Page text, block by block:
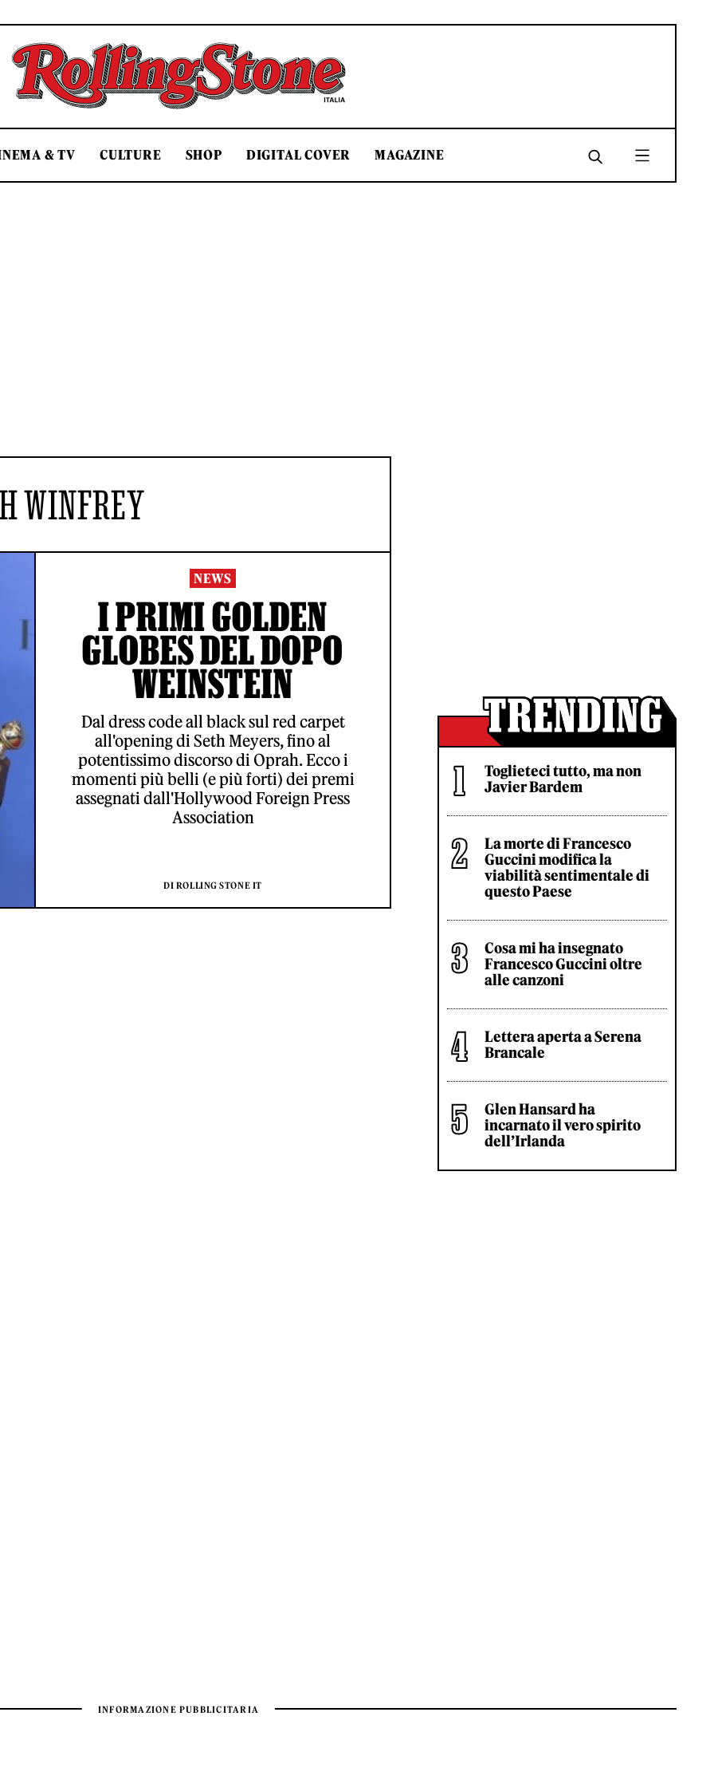
Rolling Stone Italia
& TV CULTURE SHOP DIGITAL COVER MAGAZINE
WINFREY
NEWS
I PRIMI GOLDEN
GLOBES DEL DOPO
WEINSTEIN
Dal dress code all black sul red carpet
all'opening di Seth Meyers, fino al
potentissimo discorso di Oprah. Ecco i
momenti più belli (e più forti) dei premi
assegnati dall'Hollywood Foreign Press
Association
DI ROLLING STONE IT
Toglieteci tutto, ma non
Javier Bardem
La morte di Francesco
Guccini modifica la
viabilità sentimentale di
questo Paese
Cosa mi ha insegnato
Francesco Guccini oltre
alle canzoni
Lettera aperta a Serena
Brancale
Glen Hansard ha
incarnato il vero spirito
dell’Irlanda